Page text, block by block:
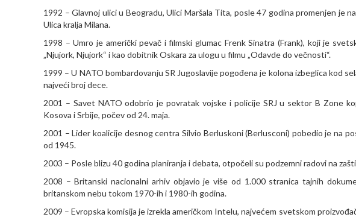
1992 – Glavnoj ulici u Beogradu, Ulici Maršala Tita, posle 47 godina promenjen je
Ulica kralja Milana.
1998 – Umro je američki pevač i filmski glumac Frenk Sinatra (Frank), koji je
„Njujork, Njujork“ i kao dobitnik Oskara za ulogu u filmu „Odavde do večnosti“.
1999 – U NATO bombardovanju SR Jugoslavije pogođena je kolona izbeglica kod
najveći broj dece.
2001 – Savet NATO odobrio je povratak vojske i policije SRJ u sektor B Zone
Kosova i Srbije, počev od 24. maja.
2001 – Lider koalicije desnog centra Silvio Berluskoni (Berlusconi) pobedio je na
od 1945.
2003 – Posle blizu 40 godina planiranja i debata, otpočeli su podzemni radovi na
2008 – Britanski nacionalni arhiv objavio je više od 1.000 stranica tajnih
britanskom nebu tokom 1970-ih i 1980-ih godina.
2009 – Evropska komisija je izrekla američkom Intelu, najvećem svetskom